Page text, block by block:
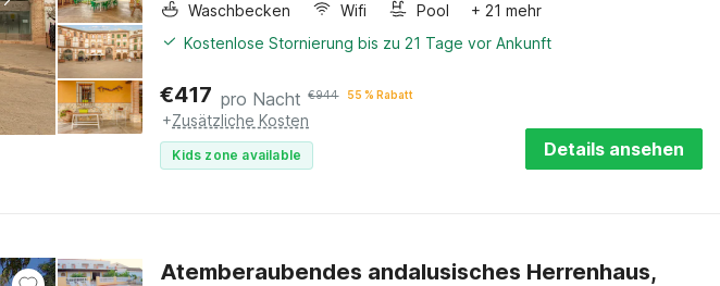
Waschbecken
Wifi Pool
+ 21 mehr
Kostenlose Stornierung bis zu 21 Tage vor Ankunft
€417 pro Nacht €944 55 % Rabatt
+Zusätzliche Kosten
Kids zone available Details ansehen
Atemberaubendes andalusisches Herrenhaus,